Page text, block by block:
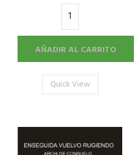
AÑADIR AL CARRITO
Quick View